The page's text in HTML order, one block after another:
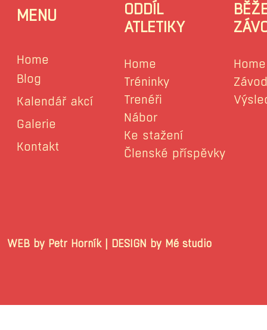
MENU
Home
Blog
Kalendář akcí
Galerie
Kontakt
ODDÍL
ATLETIKY
Home
Tréninky
Trenéři
Nábor
Ke stažení
Členské příspěvky
Home
WEB by Petr Horník | DESIGN by Mé